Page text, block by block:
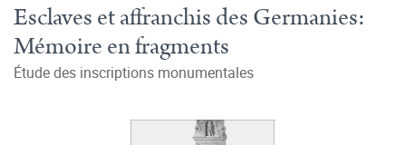
Esclaves et affranchis des Germanies:
Mémoire en fragments
Étude des inscriptions monumentales